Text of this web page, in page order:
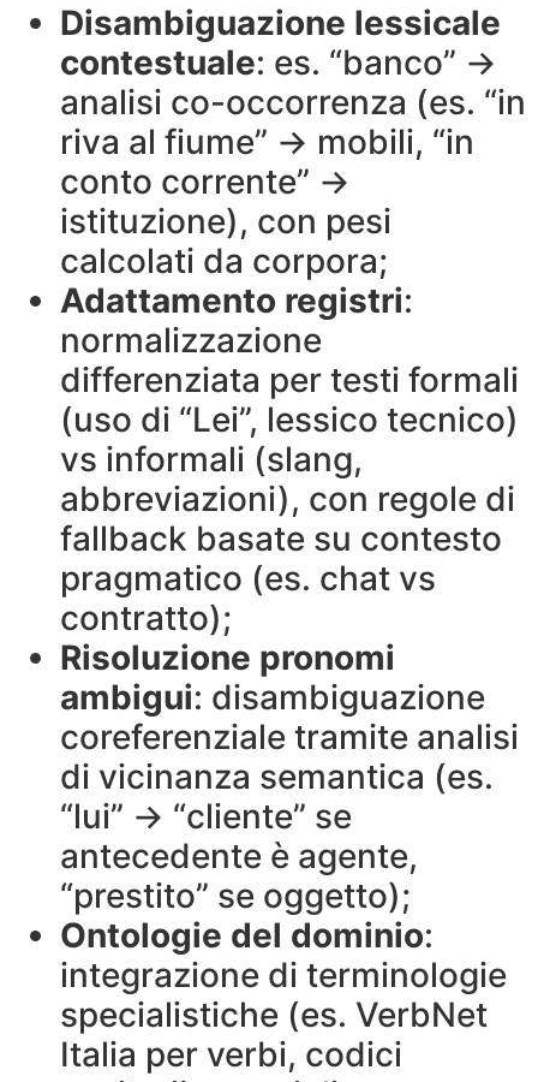
Disambiguazione lessicale
contestuale: es. “banco” →
analisi co-occorrenza (es. “in
riva al fiume” → mobili, “in
conto corrente” →
istituzione), con pesi
calcolati da corpora;
Adattamento registri:
normalizzazione
differenziata per testi formali
(uso di “Lei”, lessico tecnico)
vs informali (slang,
abbreviazioni), con regole di
fallback basate su contesto
pragmatico (es. chat vs
contratto);
Risoluzione pronomi
ambigui: disambiguazione
coreferenziale tramite analisi
di vicinanza semantica (es.
“lui” → “cliente” se
antecedente è agente,
“prestito” se oggetto);
Ontologie del dominio:
integrazione di terminologie
specialistiche (es. VerbNet
Italia per verbi, codici